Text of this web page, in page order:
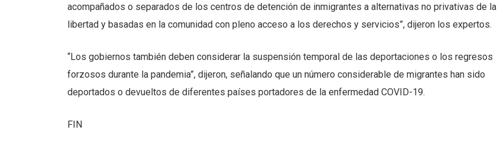
acompañados o separados de los centros de detención de inmigrantes a alternativas no privativas de la
libertad y basadas en la comunidad con pleno acceso a los derechos y servicios”, dijeron los expertos.
“Los gobiernos también deben considerar la suspensión temporal de las deportaciones o los regresos
forzosos durante la pandemia”, dijeron, señalando que un número considerable de migrantes han sido
deportados o devueltos de diferentes países portadores de la enfermedad COVID-19.
FIN